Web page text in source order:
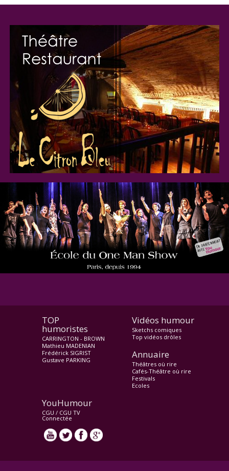
TOP
humoristes
CARRINGTON - BROWN
Mathieu MADENIAN
Frédérick SIGRIST
Gustave PARKING
Vidéos humour
Sketchs comiques
Top vidéos drôles
Annuaire
Théâtres où rire
Cafés-Théâtre où rire
Festivals
Ecoles
YouHumour
CGU / CGU TV
Connectée